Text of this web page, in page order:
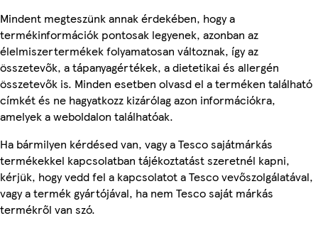
Mindent megteszünk annak érdekében, hogy a
termékinformációk pontosak legyenek, azonban az
élelmiszertermékek folyamatosan változnak, így az
összetevők, a tápanyagértékek, a dietetikai és allergén
összetevők is. Minden esetben olvasd el a terméken található
címkét és ne hagyatkozz kizárólag azon információkra,
amelyek a weboldalon találhatóak.
Ha bármilyen kérdésed van, vagy a Tesco sajátmárkás
termékekkel kapcsolatban tájékoztatást szeretnél kapni,
kérjük, hogy vedd fel a kapcsolatot a Tesco vevőszolgálatával,
vagy a termék gyártójával, ha nem Tesco saját márkás
termékről van szó.